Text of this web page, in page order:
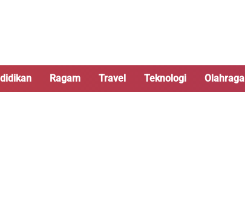
Ragam Travel Teknologi Olahraga